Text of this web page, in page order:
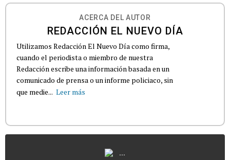
ACERCA DEL AUTOR
REDACCIÓN EL NUEVO DÍA
Utilizamos Redacción El Nuevo Día como firma,
cuando el periodista o miembro de nuestra
Redacción escribe una información basada en un
comunicado de prensa o un informe policiaco, sin
que medie... Leer más
...